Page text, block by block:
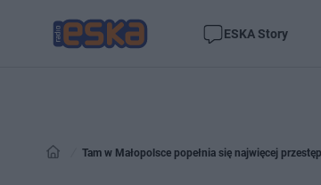
ESKA Story
Tam w Małopolsce popełnia się najwięcej